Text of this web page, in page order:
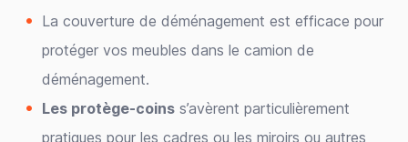
La couverture de déménagement est efficace pour
protéger vos meubles dans le camion de
déménagement.
Les protège-coins s’avèrent particulièrement
pratiques pour les cadres ou les miroirs ou autres